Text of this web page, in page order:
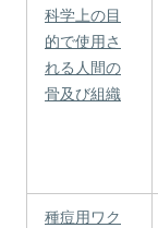
科学上の目
的で使用さ
れる人間の
骨及び組織
種痘用ワク